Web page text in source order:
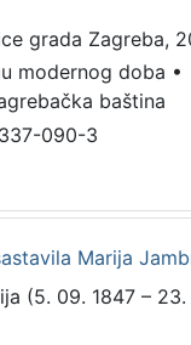
grada Zagreba,
modernog doba •
baština
090-3
Marija
(5. 09. 1847 – 23.